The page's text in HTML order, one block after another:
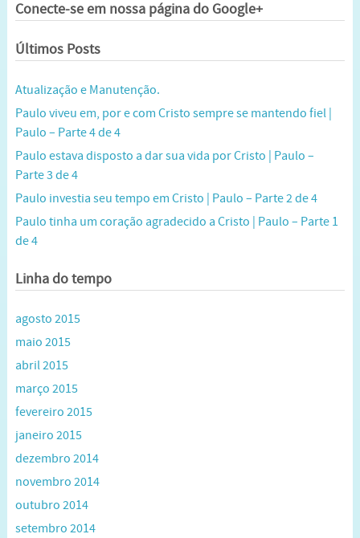
Conecte-se em nossa página do Google+
Últimos Posts
Atualização e Manutenção.
Paulo viveu em, por e com Cristo sempre se mantendo fiel |
Paulo – Parte 4 de 4
Paulo estava disposto a dar sua vida por Cristo | Paulo –
Parte 3 de 4
Paulo investia seu tempo em Cristo | Paulo – Parte 2 de 4
Paulo tinha um coração agradecido a Cristo | Paulo – Parte 1
de 4
Linha do tempo
agosto 2015
maio 2015
abril 2015
março 2015
fevereiro 2015
janeiro 2015
dezembro 2014
novembro 2014
outubro 2014
setembro 2014